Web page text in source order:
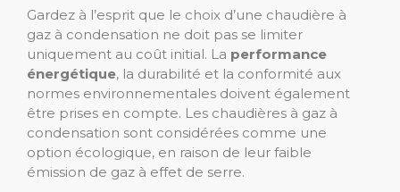
Gardez à l’esprit que le choix d’une chaudière à
gaz à condensation ne doit pas se limiter
uniquement au coût initial. La performance
énergétique, la durabilité et la conformité aux
normes environnementales doivent également
être prises en compte. Les chaudières à gaz à
condensation sont considérées comme une
option écologique, en raison de leur faible
émission de gaz à effet de serre.